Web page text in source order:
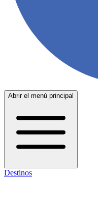
Abrir el menú principal
Destinos